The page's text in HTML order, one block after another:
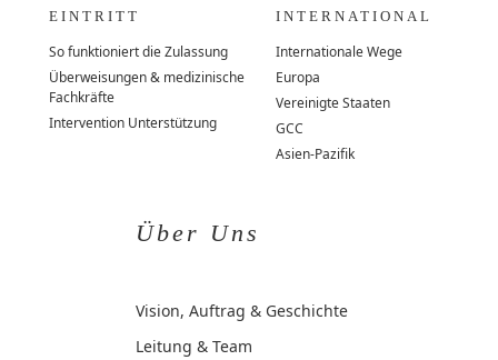
EINTRITT
So funktioniert die Zulassung
Überweisungen & medizinische
Fachkräfte
Intervention Unterstützung
INTERNATIONAL
Internationale Wege
Europa
Vereinigte Staaten
GCC
Asien-Pazifik
Über Uns
Vision, Auftrag & Geschichte
Leitung & Team